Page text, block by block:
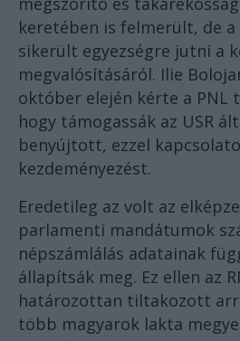
keretében is felmerült, de
sikerült egyezségre jutni a
megvalósításáról. Ilie
október elején kérte a PNL
hogy támogassák az USR
benyújtott, ezzel
kezdeményezést.
Eredetileg az volt az
parlamenti mandátumok
népszámlálás adatainak
állapítsák meg. Ez ellen az
határozottan tiltakozott
több magyarok lakta